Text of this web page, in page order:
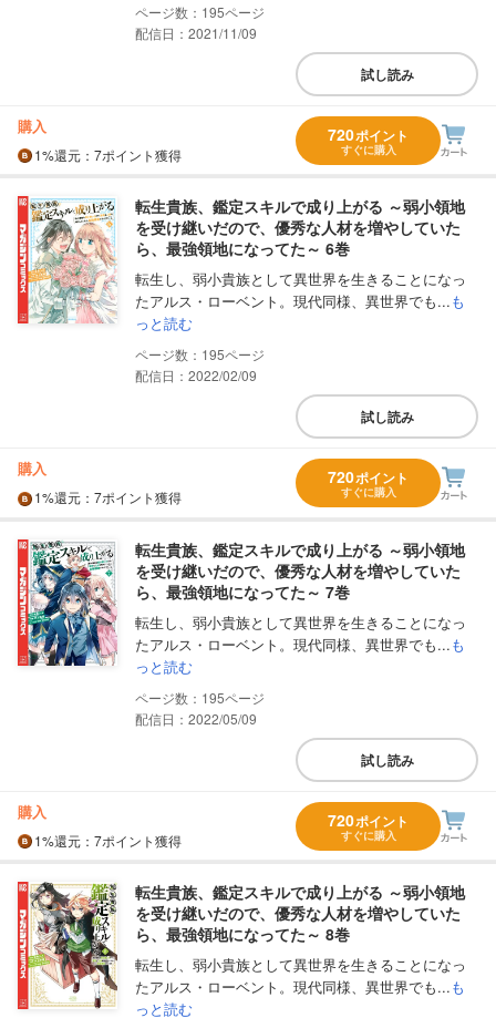
195
配信日：2021/11/09
試し読み
購入
1%還元 ：7ポイント獲得
720ポイント
すぐに購入
転生貴族、鑑定スキルで成り上がる ～弱小領地
を受け継いだので、優秀な人材を増やしていた
ら、最強領地になってた～ 6巻
転生し、弱小貴族として異世界を生きることになっ
たアルス・ローベント。現代同様、異世界でも...も
っと読む
195
配信日：2022/02/09
試し読み
購入
1%還元 ：7ポイント獲得
720ポイント
すぐに購入
転生貴族、鑑定スキルで成り上がる ～弱小領地
を受け継いだので、優秀な人材を増やしていた
ら、最強領地になってた～ 7巻
転生し、弱小貴族として異世界を生きることになっ
たアルス・ローベント。現代同様、異世界でも...も
っと読む
195
配信日：2022/05/09
試し読み
購入
1%還元 ：7ポイント獲得
720ポイント
すぐに購入
転生貴族、鑑定スキルで成り上がる ～弱小領地
を受け継いだので、優秀な人材を増やしていた
ら、最強領地になってた～ 8巻
転生し、弱小貴族として異世界を生きることになっ
たアルス・ローベント。現代同様、異世界でも...も
っと読む